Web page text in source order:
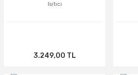
Isıtıcı
3.249,00 TL